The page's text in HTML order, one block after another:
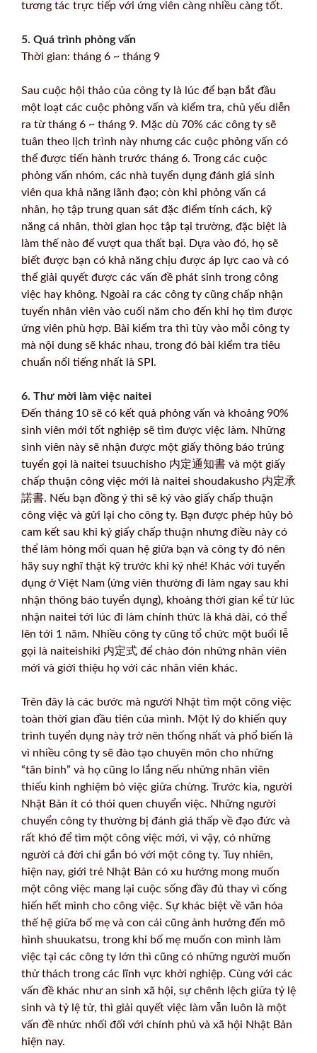
tương tác trực tiếp với ứng viên càng nhiều càng tốt.
5. Quá trình phỏng vấn
Thời gian: tháng 6 ~ tháng 9
Sau cuộc hội thảo của công ty là lúc để bạn bắt đầu
một loạt các cuộc phỏng vấn và kiểm tra, chủ yếu diễn
ra từ tháng 6 ~ tháng 9. Mặc dù 70% các công ty sẽ
tuân theo lịch trình này nhưng các cuộc phỏng vấn có
thể được tiến hành trước tháng 6. Trong các cuộc
phỏng vấn nhóm, các nhà tuyển dụng đánh giá sinh
viên qua khả năng lãnh đạo; còn khi phỏng vấn cá
nhân, họ tập trung quan sát đặc điểm tính cách, kỹ
năng cá nhân, thời gian học tập tại trường, đặc biệt là
làm thế nào để vượt qua thất bại. Dựa vào đó, họ sẽ
biết được bạn có khả năng chịu được áp lực cao và có
thể giải quyết được các vấn đề phát sinh trong công
việc hay không. Ngoài ra các công ty cũng chấp nhận
tuyển nhân viên vào cuối năm cho đến khi họ tìm được
ứng viên phù hợp. Bài kiểm tra thì tùy vào mỗi công ty
mà nội dung sẽ khác nhau, trong đó bài kiểm tra tiêu
chuẩn nổi tiếng nhất là SPI.
6. Thư mời làm việc naitei
Đến tháng 10 sẽ có kết quả phỏng vấn và khoảng 90%
sinh viên mới tốt nghiệp sẽ tìm được việc làm. Những
sinh viên này sẽ nhận được một giấy thông báo trúng
tuyển gọi là naitei tsuuchisho 内定通知書 và một giấy
chấp thuận công việc mới là naitei shoudakusho 内定承
諾書. Nếu bạn đồng ý thì sẽ ký vào giấy chấp thuận
công việc và gửi lại cho công ty. Bạn được phép hủy bỏ
cam kết sau khi ký giấy chấp thuận nhưng điều này có
thể làm hỏng mối quan hệ giữa bạn và công ty đó nên
hãy suy nghĩ thật kỹ trước khi ký nhé! Khác với tuyển
dụng ở Việt Nam (ứng viên thường đi làm ngay sau khi
nhận thông báo tuyển dụng), khoảng thời gian kể từ lúc
nhận naitei tới lúc đi làm chính thức là khá dài, có thể
lên tới 1 năm. Nhiều công ty cũng tổ chức một buổi lễ
gọi là naiteishiki 内定式 để chào đón những nhân viên
mới và giới thiệu họ với các nhân viên khác.
Trên đây là các bước mà người Nhật tìm một công việc
toàn thời gian đầu tiên của mình. Một lý do khiến quy
trình tuyển dụng này trở nên thống nhất và phổ biến là
vì nhiều công ty sẽ đào tạo chuyên môn cho những
“tân binh” và họ cũng lo lắng nếu những nhân viên
thiếu kinh nghiệm bỏ việc giữa chừng. Trước kia, người
Nhật Bản ít có thói quen chuyển việc. Những người
chuyển công ty thường bị đánh giá thấp về đạo đức và
rất khó để tìm một công việc mới, vì vậy, có những
người cả đời chỉ gắn bó với một công ty. Tuy nhiên,
hiện nay, giới trẻ Nhật Bản có xu hướng mong muốn
một công việc mang lại cuộc sống đầy đủ thay vì cống
hiến hết mình cho công việc. Sự khác biệt về văn hóa
thế hệ giữa bố mẹ và con cái cũng ảnh hưởng đến mô
hình shuukatsu, trong khi bố mẹ muốn con mình làm
việc tại các công ty lớn thì cũng có những người muốn
thử thách trong các lĩnh vực khởi nghiệp. Cùng với các
vấn đề khác như an sinh xã hội, sự chênh lệch giữa tỷ lệ
sinh và tỷ lệ tử, thì giải quyết việc làm vẫn luôn là một
vấn đề nhức nhối đối với chính phủ và xã hội Nhật Bản
hiện nay.